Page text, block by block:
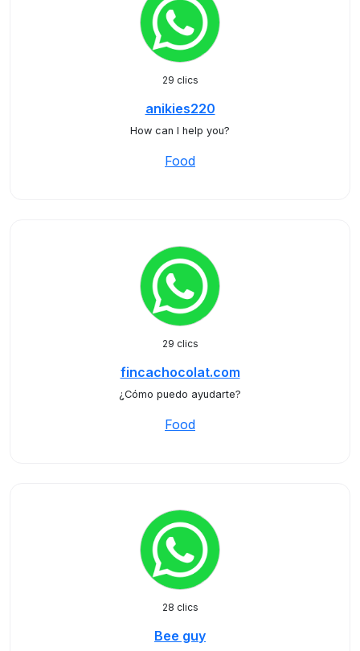
29 clics
anikies220
How can I help you?
Food
29 clics
fincachocolat.com
¿Cómo puedo ayudarte?
Food
28 clics
Bee guy